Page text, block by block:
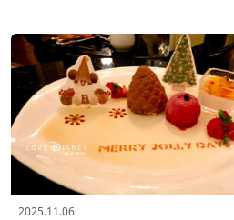
2025.11.06